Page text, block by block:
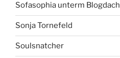
Sofasophia unterm Blogdach
Sonja Tornefeld
Soulsnatcher